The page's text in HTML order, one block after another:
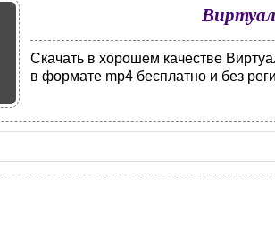
Скачать в хорошем качестве
в формате mp4 бесплатно и без